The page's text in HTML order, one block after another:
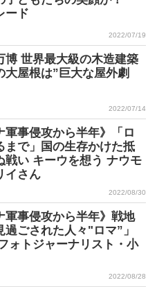
ード
2022/07/19
博 世界最大級の木造建築
大屋根は”巨大な屋外劇
2022/07/14
軍事侵攻から半年》「ロ
まで」国の生存かけた抵
戦い キーウを想う ナウモ
イさん
2022/08/30
軍事侵攻から半年》戦地
過ごされた人々"ロマ”」
ォトジャーナリスト・小
2022/08/28